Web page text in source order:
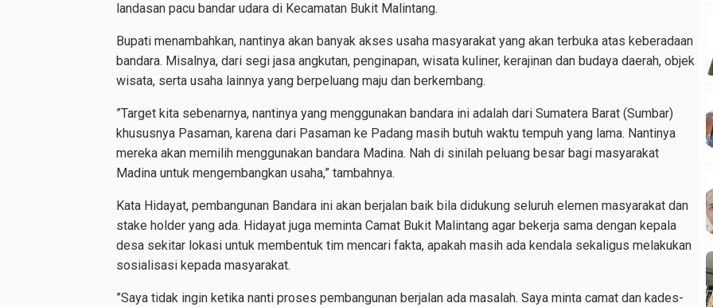
landasan pacu bandar udara di Kecamatan Bukit Malintang.
Bupati menambahkan, nantinya akan banyak akses usaha masyarakat yang akan terbuka atas keberadaan
bandara. Misalnya, dari segi jasa angkutan, penginapan, wisata kuliner, kerajinan dan budaya daerah, objek
wisata, serta usaha lainnya yang berpeluang maju dan berkembang.
”Target kita sebenarnya, nantinya yang menggunakan bandara ini adalah dari Sumatera Barat (Sumbar)
khususnya Pasaman, karena dari Pasaman ke Padang masih butuh waktu tempuh yang lama. Nantinya
mereka akan memilih menggunakan bandara Madina. Nah di sinilah peluang besar bagi masyarakat
Madina untuk mengembangkan usaha,” tambahnya.
Kata Hidayat, pembangunan Bandara ini akan berjalan baik bila didukung seluruh elemen masyarakat dan
stake holder yang ada. Hidayat juga meminta Camat Bukit Malintang agar bekerja sama dengan kepala
desa sekitar lokasi untuk membentuk tim mencari fakta, apakah masih ada kendala sekaligus melakukan
sosialisasi kepada masyarakat.
”Saya tidak ingin ketika nanti proses pembangunan berjalan ada masalah. Saya minta camat dan kades-